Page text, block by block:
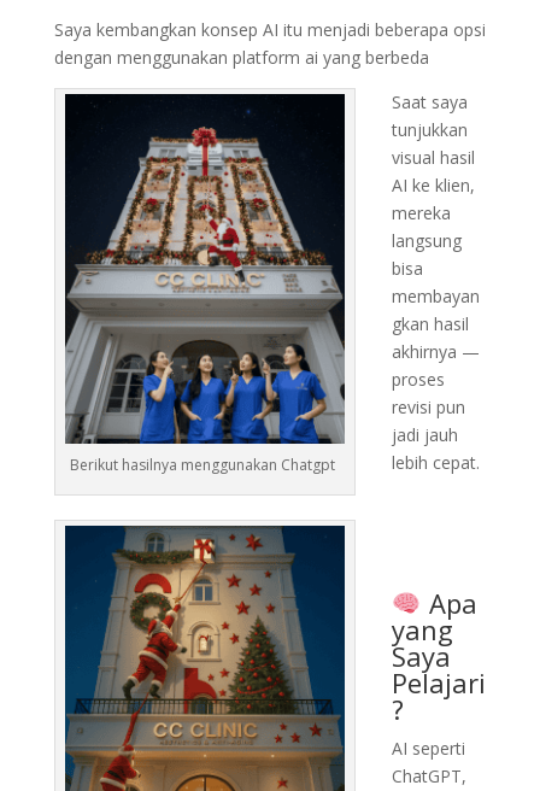
Saya kembangkan konsep AI itu menjadi beberapa opsi
dengan menggunakan platform ai yang berbeda
Berikut hasilnya menggunakan Chatgpt
Saat saya
tunjukkan
visual hasil
AI ke klien,
mereka
langsung
bisa
membayan
gkan hasil
akhirnya —
proses
revisi pun
jadi jauh
lebih cepat.
Apa
yang
Saya
Pelajari
?
AI seperti
ChatGPT,